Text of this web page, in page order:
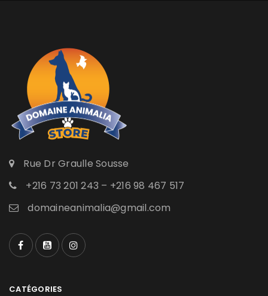
Rue Dr Graulle Sousse
+216 73 201 243 – +216 98 467 517
domaineanimalia@gmail.com
CATÉGORIES